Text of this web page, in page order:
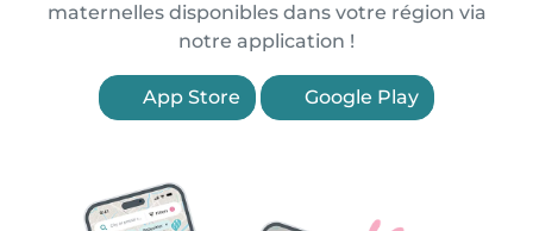
maternelles disponibles dans votre région via
notre application !
App Store Google Play